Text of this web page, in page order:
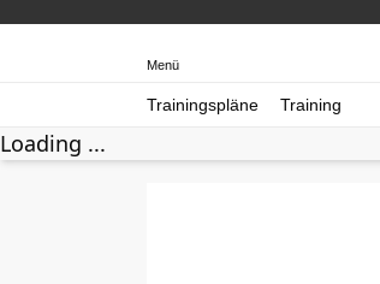
Menü
Trainingspläne Training
Loading ...